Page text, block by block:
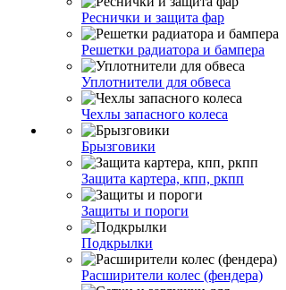
Реснички и защита фар
Решетки радиатора и бампера
Уплотнители для обвеса
Чехлы запасного колеса
Брызговики
Защита картера, кпп, ркпп
Защиты и пороги
Подкрылки
Расширители колес (фендера)